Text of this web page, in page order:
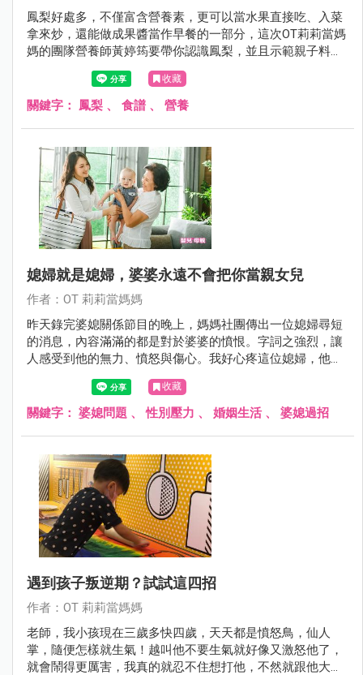
鳳梨好處多，不僅富含營養素，更可以當水果直接吃、入菜
拿來炒，還能做成果醬當作早餐的一部分，這次OT莉莉當媽
媽的團隊營養師黃婷筠要帶你認識鳳梨，並且示範親子料
收藏
關鍵字： 鳳梨 、 食譜 、 營養
媳婦就是媳婦，婆婆永遠不會把你當親女兒
作者：OT 莉莉當媽媽
昨天錄完婆媳關係節目的晚上，媽媽社團傳出一位媳婦尋短
的消息，內容滿滿的都是對於婆婆的憤恨。字詞之強烈，讓
人感受到他的無力、憤怒與傷心。我好心疼這位媳婦，他選
擇了這麼激烈的手段來表達他說不出口的情緒。親愛的每一
個妳，把自己照顧好，好嗎?
收藏
關鍵字： 婆媳問題 、性別壓力 、 婚姻生活、 婆媳過招
遇到孩子叛逆期？試試這四招
作者：OT 莉莉當媽媽
老師，我小孩現在三歲多快四歲，天天都是憤怒鳥，仙人
掌，隨便怎樣就生氣！越叫他不要生氣就好像又激怒他了，
就會鬧得更厲害，我真的就忍不住想打他，不然就跟他大小